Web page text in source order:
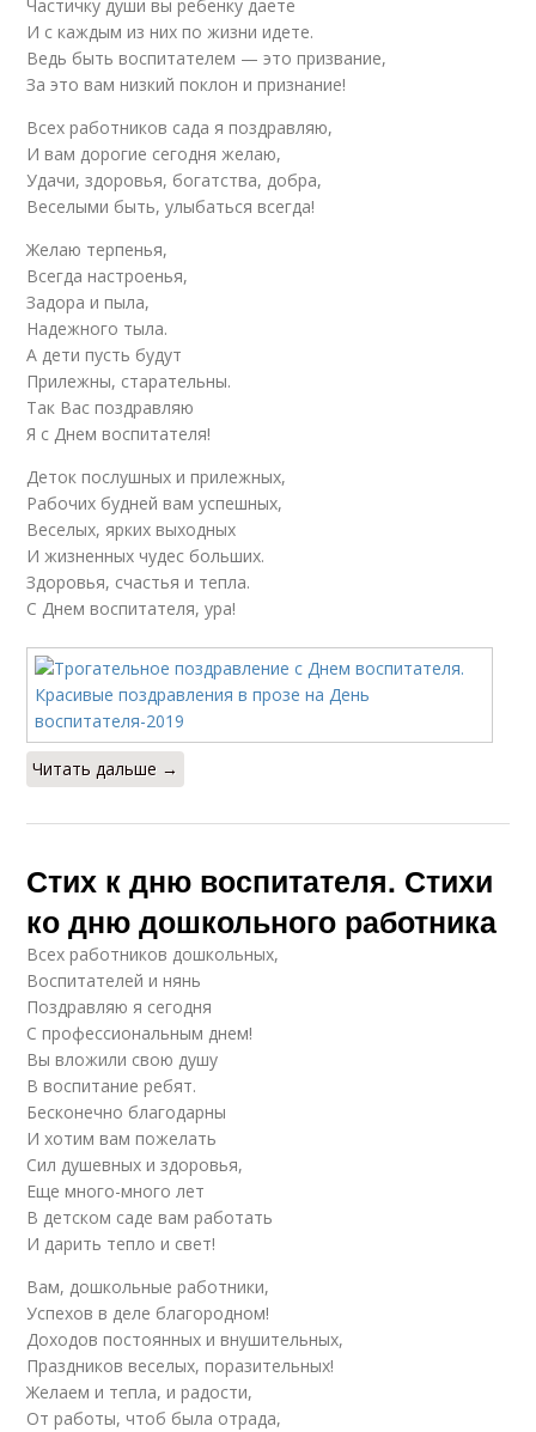
Частичку души вы ребенку даете
И с каждым из них по жизни идете.
Ведь быть воспитателем — это призвание,
За это вам низкий поклон и признание!
Всех работников сада я поздравляю,
И вам дорогие сегодня желаю,
Удачи, здоровья, богатства, добра,
Веселыми быть, улыбаться всегда!
Желаю терпенья,
Всегда настроенья,
Задора и пыла,
Надежного тыла.
А дети пусть будут
Прилежны, старательны.
Так Вас поздравляю
Я с Днем воспитателя!
Деток послушных и прилежных,
Рабочих будней вам успешных,
Веселых, ярких выходных
И жизненных чудес больших.
Здоровья, счастья и тепла.
С Днем воспитателя, ура!
Читать дальше →
Стих к дню воспитателя. Стихи
ко дню дошкольного работника
Всех работников дошкольных,
Воспитателей и нянь
Поздравляю я сегодня
С профессиональным днем!
Вы вложили свою душу
В воспитание ребят.
Бесконечно благодарны
И хотим вам пожелать
Сил душевных и здоровья,
Еще много-много лет
В детском саде вам работать
И дарить тепло и свет!
Вам, дошкольные работники,
Успехов в деле благородном!
Доходов постоянных и внушительных,
Праздников веселых, поразительных!
Желаем и тепла, и радости,
От работы, чтоб была отрада,